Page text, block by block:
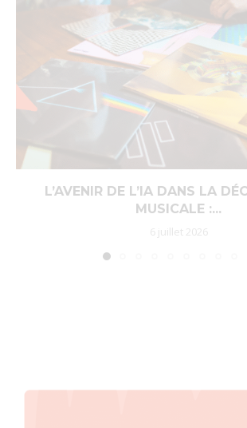
L’AVENIR DE L’IA DANS LA
MUSICALE :...
6 juillet 2026